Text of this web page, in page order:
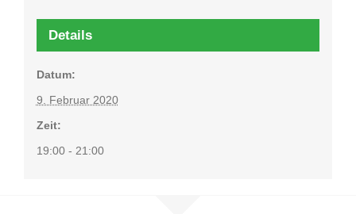
Details
Datum:
9. Februar 2020
Zeit:
19:00 - 21:00